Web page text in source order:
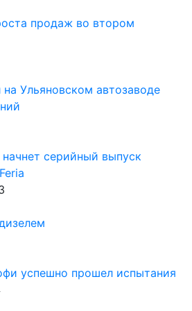
продаж во втором
на Ульяновском автозаводе
серийный выпуск
успешно прошел испытания